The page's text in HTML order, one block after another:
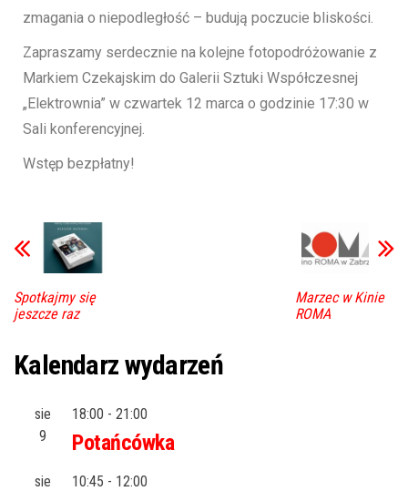
zmagania o niepodległość – budują poczucie bliskości.
Zapraszamy serdecznie na kolejne fotopodróżowanie z
Markiem Czekajskim do Galerii Sztuki Współczesnej
„Elektrownia” w czwartek 12 marca o godzinie 17:30 w
Sali konferencyjnej.
Wstęp bezpłatny!
Spotkajmy się
jeszcze raz
Marzec w Kinie
ROMA
Kalendarz wydarzeń
sie
9
18:00 - 21:00
Potańcówka
sie
10:45 - 12:00